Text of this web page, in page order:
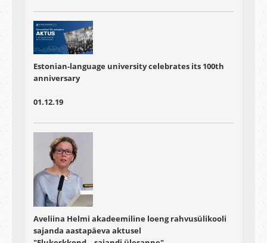
Estonian-language university celebrates its 100th
anniversary
01.12.19
Aveliina Helmi akadeemiline loeng rahvusülikooli
sajanda aastapäeva aktusel